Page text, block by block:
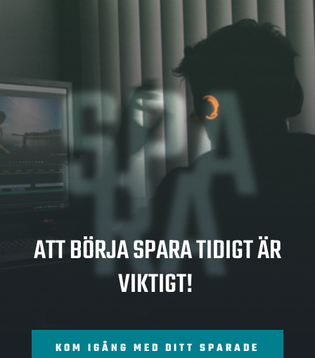
SPA
RA
ATT BÖRJA SPARA TIDIGT ÄR
VIKTIGT!
KOM IGÅNG MED DITT SPARADE